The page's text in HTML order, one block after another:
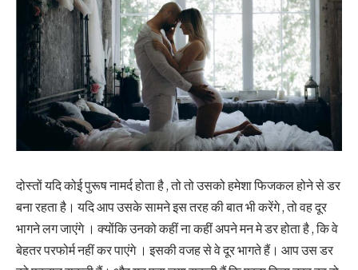
दोस्तों यदि कोई पुरूष नामर्द होता है , तो तो उसको हमेशा फिजकल होने से डर
बना रहता है। यदि आप उसके सामने इस तरह की बात भी करेंगे , तो वह दूर
भागने लग जाएंगे । क्योंकि उनको कहीं ना कहीं अपने मन मे डर होता है , कि वे
बेहतर परफोर्म नहीं कर पाएंगे । इसकी वजह से वे दूर भागते हैं। आप उस डर